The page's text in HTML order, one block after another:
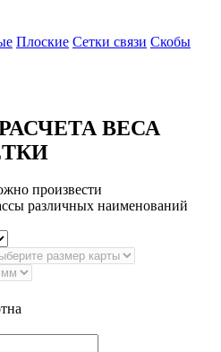
Плоские Сетки связи Скобы
ВЕСА
произвести
различных наименований